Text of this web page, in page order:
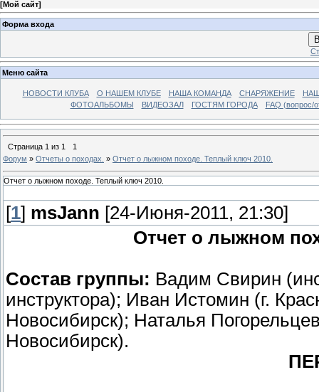
[Мой сайт]
Форма входа
Меню сайта
НОВОСТИ КЛУБА О НАШЕМ КЛУБЕ НАША КОМАНДА СНАРЯЖЕНИЕ
ФОТОАЛЬБОМЫ
ВИДЕОЗАЛ ГОСТЯМ ГОРОДА FAQ (вопрос/
Страница 1 из 1
1
Форум » Отчеты о походах. » Отчет о лыжном походе. Теплый ключ 2010.
Отчет о лыжном походе. Теплый ключ 2010.
[1] msJann [24-Июня-2011, 21:30]
Отчет о лыжном
Состав группы: Вадим Свирин
инструктора); Иван Истомин (г.
Новосибирск); Наталья
Новосибирск).